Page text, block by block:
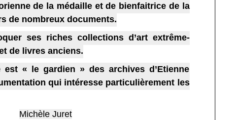
de la médaille et de bienfaitrice de la
de nombreux documents.
ses riches collections d’art extrême-
de livres anciens.
est « le gardien » des archives d’Etienne
qui intéresse particulièrement les
Michèle Juret